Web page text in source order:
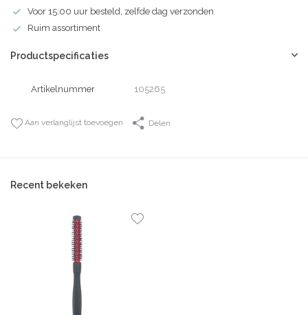
Voor 15:00 uur besteld, zelfde dag verzonden
Ruim assortiment
Productspecificaties
Artikelnummer 105265
Aan verlanglijst toevoegen Delen
Recent bekeken